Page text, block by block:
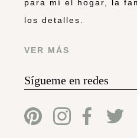
para mí el hogar, la
los detalles.
VER MÁS
Sígueme en redes